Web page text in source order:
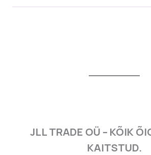
JLL TRADE OÜ – KÕIK
KAITSTUD.